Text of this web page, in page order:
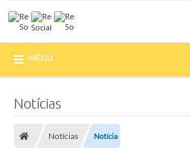
MENU
Notícias
Notícias Notícia